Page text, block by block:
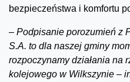
bezpieczeństwa i komfortu
– Podpisanie porozumień z
S.A. to dla naszej gminy
rozpoczynamy działania na
kolejowego w Wilkszynie –